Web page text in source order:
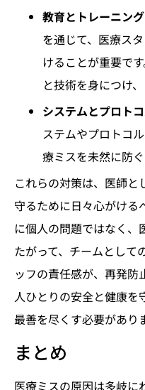
教育とトレーニング
を通じて、医療ス
けることが重要で
と技術を身につけ
システムとプロト
ステムやプロトコ
療ミスを未然に防ぐ
これらの対策は、医師と
守るために日々心がける
に個人の問題ではなく、
たがって、チームとして
ッフの責任感が、再発防
人ひとりの安全と健康を
最善を尽くす必要があり
まとめ
医療ミスの原因は多岐に